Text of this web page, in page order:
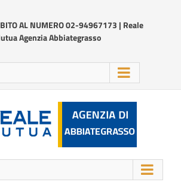
AL NUMERO 02-94967173 | Reale
Agenzia Abbiategrasso